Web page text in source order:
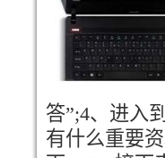
答”;4、进入
有什么重要